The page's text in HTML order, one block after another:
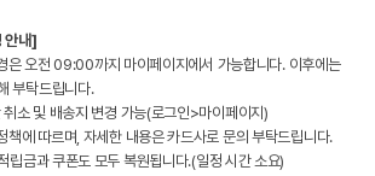
안내]
은 오전 09:00까지 마이페이지에서 가능합니다. 이후에는
부탁드립니다.
소 및 배송지 변경 가능(로그인>마이페이지)
에 따르며, 자세한 내용은 카드사로 문의 부탁드립니다.
립금과 쿠폰도 모두 복원됩니다.(일정 시간 소요)